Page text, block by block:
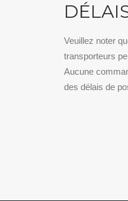
Veuillez noter
transporteurs
Aucune
des délais de